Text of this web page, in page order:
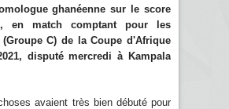
ghanéenne sur le score
en match comptant pour les
C) de la Coupe d'Afrique
disputé mercredi à Kampala
avaient très bien débuté pour